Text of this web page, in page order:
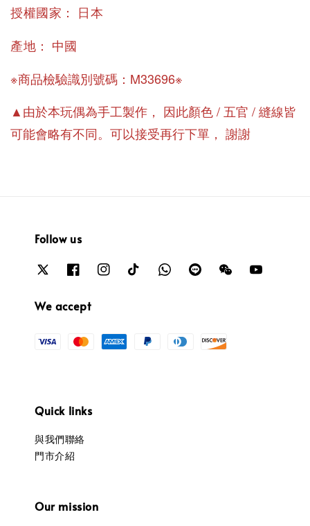
授權國家 ： 日本
產地 ： 中國
※商品檢驗識別號碼：M33696※
▲由於本玩偶為手工製作， 因此顏色 / 五官 / 縫線皆
可能會略有不同。可以接受再行下單， 謝謝
Follow us
We accept
Quick links
與我們聯絡
門市介紹
Our mission